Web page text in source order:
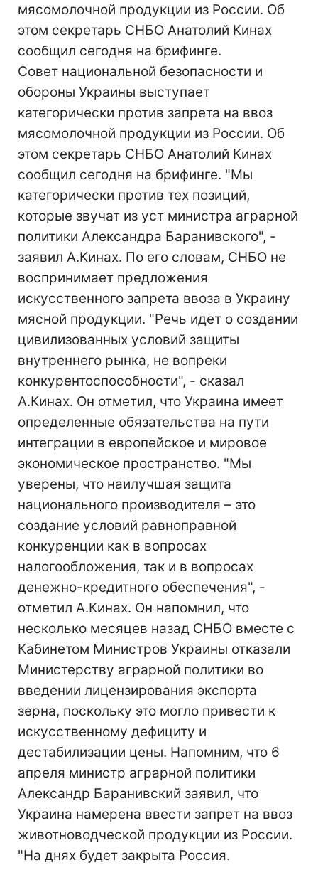
мясомолочной продукции из России. Об
этом секретарь СНБО Анатолий Кинах
сообщил сегодня на брифинге.
Совет национальной безопасности и
обороны Украины выступает
категорически против запрета на ввоз
мясомолочной продукции из России. Об
этом секретарь СНБО Анатолий Кинах
сообщил сегодня на брифинге. "Мы
категорически против тех позиций,
которые звучат из уст министра аграрной
политики Александра Баранивского", -
заявил А.Кинах. По его словам, СНБО не
воспринимает предложения
искусственного запрета ввоза в Украину
мясной продукции. "Речь идет о создании
цивилизованных условий защиты
внутреннего рынка, не вопреки
конкурентоспособности", - сказал
А.Кинах. Он отметил, что Украина имеет
определенные обязательства на пути
интеграции в европейское и мировое
экономическое пространство. "Мы
уверены, что наилучшая защита
национального производителя – это
создание условий равноправной
конкуренции как в вопросах
налогообложения, так и в вопросах
денежно-кредитного обеспечения", -
отметил А.Кинах. Он напомнил, что
несколько месяцев назад СНБО вместе с
Кабинетом Министров Украины отказали
Министерству аграрной политики во
введении лицензирования экспорта
зерна, поскольку это могло привести к
искусственному дефициту и
дестабилизации цены. Напомним, что 6
апреля министр аграрной политики
Александр Баранивский заявил, что
Украина намерена ввести запрет на ввоз
животноводческой продукции из России.
"На днях будет закрыта Россия.